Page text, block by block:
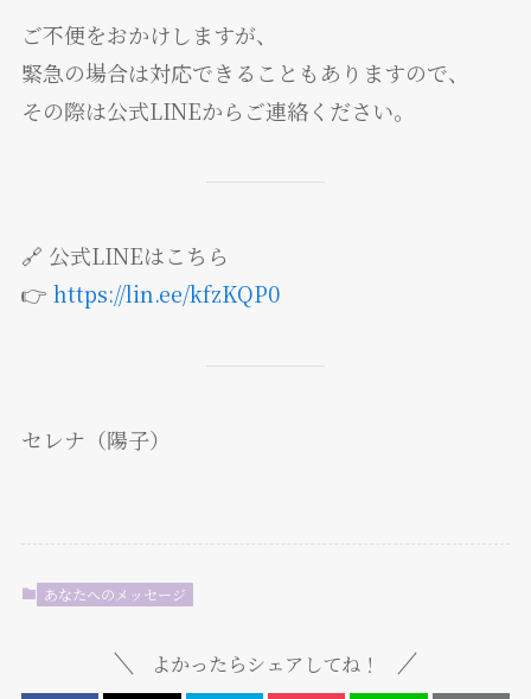
ご不便をおかけしますが、
緊急の場合は対応できることもありますので、
その際は公式LINEからご連絡ください。
🔗 公式LINEはこちら
👉 https://lin.ee/kfzKQP0
セレナ（陽子）
あなたへのメッセージ
よかったらシェアしてね！